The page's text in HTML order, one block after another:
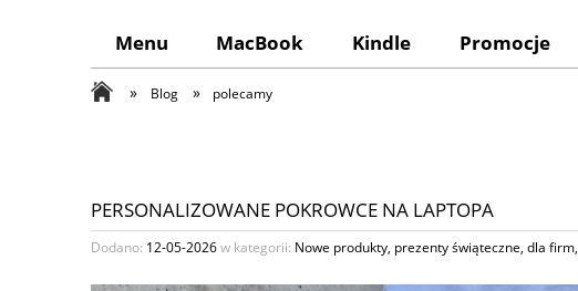
Menu MacBook Kindle Promocje
» Blog » polecamy
PERSONALIZOWANE POKROWCE NA LAPTOPA
Dodano: 12-05-2026w kategorii: Nowe produkty, prezenty świąteczne, dla firm,